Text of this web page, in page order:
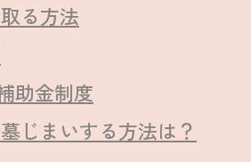
る方法
助金制度
じまいする方法は？